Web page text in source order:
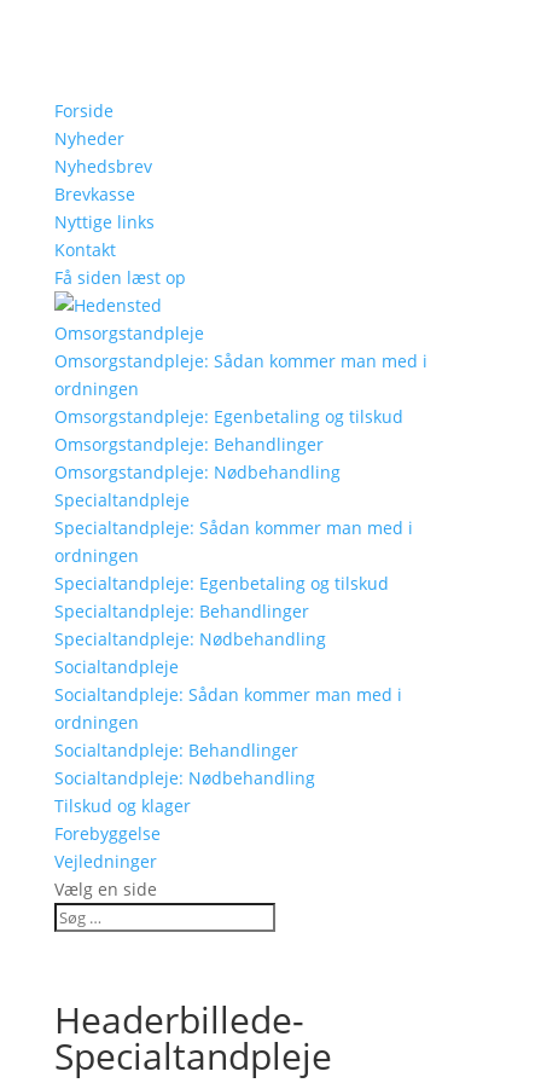
Forside
Nyheder
Nyhedsbrev
Brevkasse
Nyttige links
Kontakt
Få siden læst op
Omsorgstandpleje
Omsorgstandpleje: Sådan kommer man med i
ordningen
Omsorgstandpleje: Egenbetaling og tilskud
Omsorgstandpleje: Behandlinger
Omsorgstandpleje: Nødbehandling
Specialtandpleje
Specialtandpleje: Sådan kommer man med i
ordningen
Specialtandpleje: Egenbetaling og tilskud
Specialtandpleje: Behandlinger
Specialtandpleje: Nødbehandling
Socialtandpleje
Socialtandpleje: Sådan kommer man med i
ordningen
Socialtandpleje: Behandlinger
Socialtandpleje: Nødbehandling
Tilskud og klager
Forebyggelse
Vejledninger
Vælg en side
Headerbillede-
Specialtandpleje